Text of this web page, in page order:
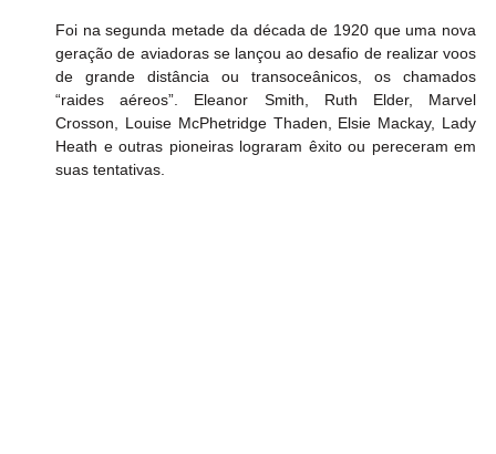
Foi na segunda metade da década de 1920 que uma nova
geração de aviadoras se lançou ao desafio de realizar voos
de grande distância ou transoceânicos, os chamados
“raides aéreos”. Eleanor Smith, Ruth Elder, Marvel
Crosson, Louise McPhetridge Thaden, Elsie Mackay, Lady
Heath e outras pioneiras lograram êxito ou pereceram em
suas tentativas.